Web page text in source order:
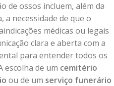
de ossos incluem, além da
a necessidade de que o
médicas ou legais
clara e aberta com a
para entender todos os
escolha de um cemitério
ou de um serviço funerário